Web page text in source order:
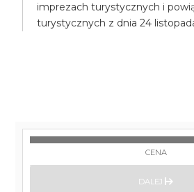
imprezach turystycznych i
turystycznych z dnia 24
CENA
DALEJ